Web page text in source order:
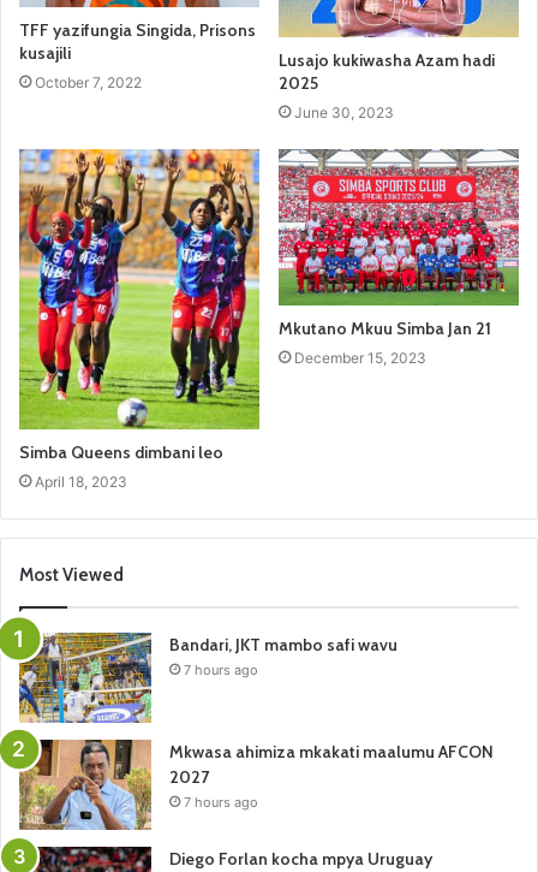
TFF yazifungia Singida, Prisons
kusajili
October 7, 2022
Lusajo kukiwasha Azam hadi
2025
June 30, 2023
Simba Queens dimbani leo
April 18, 2023
Mkutano Mkuu Simba Jan 21
December 15, 2023
Most Viewed
Bandari, JKT mambo safi wavu
7 hours ago
Mkwasa ahimiza mkakati maalumu AFCON
2027
7 hours ago
Diego Forlan kocha mpya Uruguay